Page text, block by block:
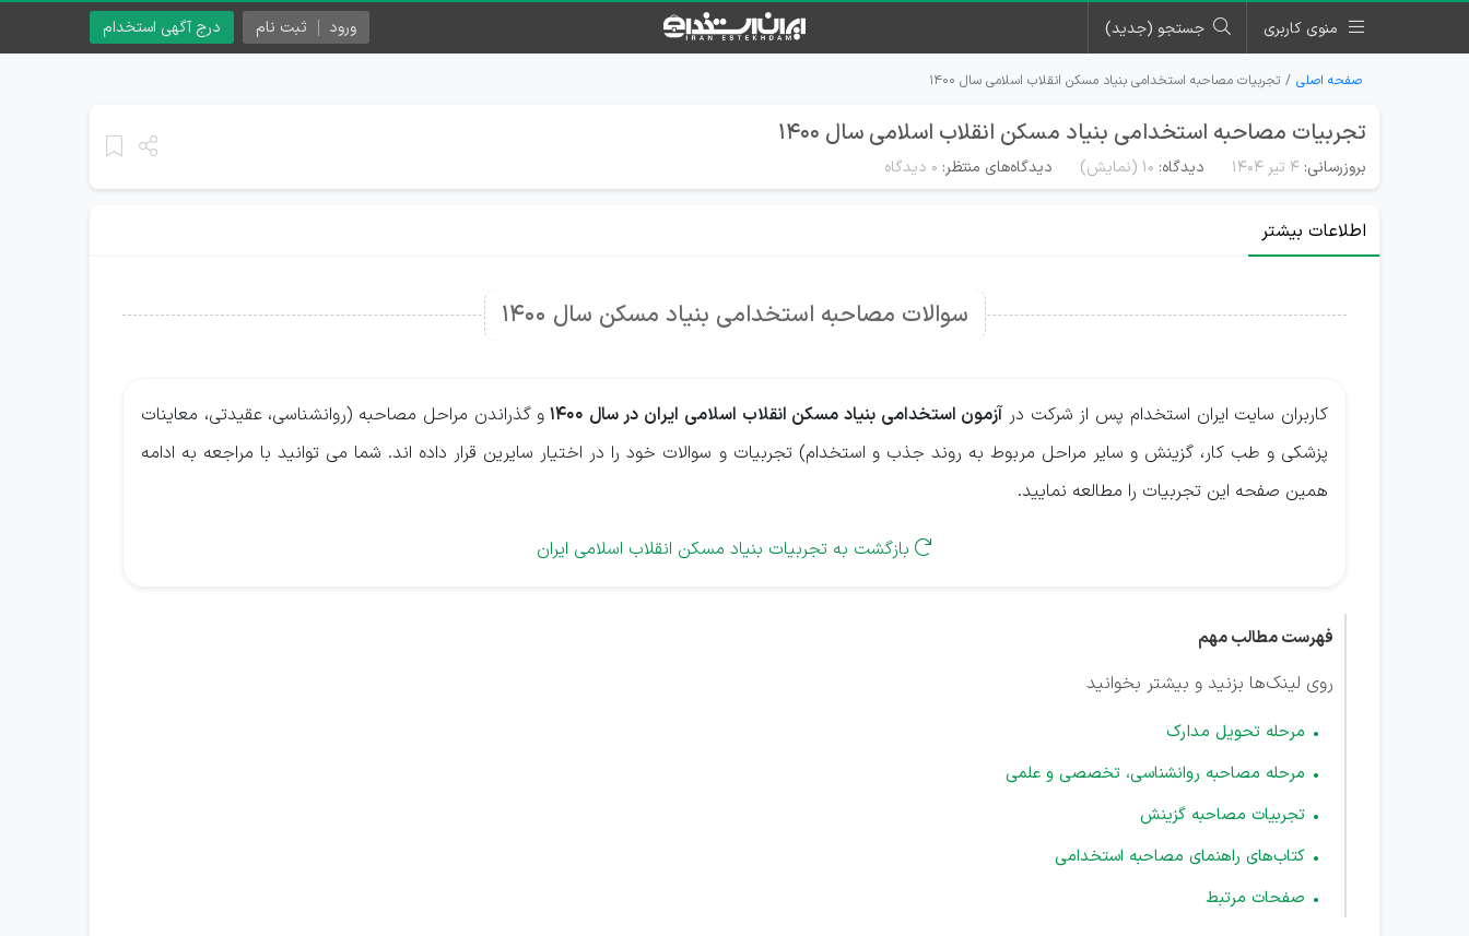
منوی کاربری جستجو (جدید) درج آگهی استخدام ورود ثبت نام
صفحه اصلی تجربیات مصاحبه استخدامی بنیاد مسکن انقلاب اسلامی سال ۱۴۰۰
تجربیات مصاحبه استخدامی بنیاد مسکن انقلاب اسلامی سال ۱۴۰۰
بروزرسانی: ۴ تیر ۱۴۰۴ دیدگاه: 10 (نمایش) دیدگاه‌های منتظر: ۰ دیدگاه
اطلاعات بیشتر
سوالات مصاحبه استخدامی بنیاد مسکن سال 1400
کاربران سایت ایران استخدام پس از شرکت در آزمون استخدامی بنیاد مسکن انقلاب اسلامی ایران در سال 1400
و گذراندن مراحل مصاحبه (روانشناسی، عقیدتی، معاینات
پزشکی و طب کار، گزینش و سایر مراحل مربوط به روند جذب و استخدام) تجربیات و سوالات خود را در اختیار سایرین قرار داده اند. شما می توانید با مراجعه به ادامه
همین صفحه این تجربیات را مطالعه نمایید.
 بازگشت به تجربیات بنیاد مسکن انقلاب اسلامی ایران
فهرست مطالب مهم
روی لینک‌ها بزنید و بیشتر بخوانید
مرحله تحویل مدارک
مرحله مصاحبه روانشناسی، تخصصی و علمی
تجربیات مصاحبه گزینش
کتاب‌های راهنمای مصاحبه استخدامی
صفحات مرتبط